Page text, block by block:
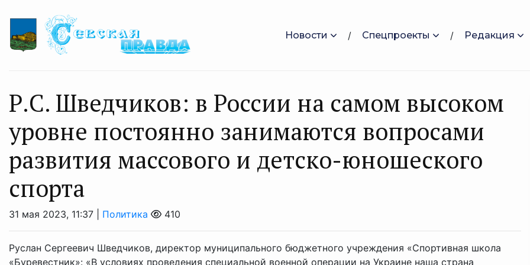
Новости Спецпроекты Редакция
Р.С. Шведчиков: в России на самом высоком
уровне постоянно занимаются вопросами
развития массового и детско-юношеского
спорта
31 мая 2023, 11:37 | Политика 410
Руслан Сергеевич Шведчиков, директор муниципального бюджетного учреждения «Спортивная школа
«Буревестник»: «В условиях проведения специальной военной операции на Украине наша страна